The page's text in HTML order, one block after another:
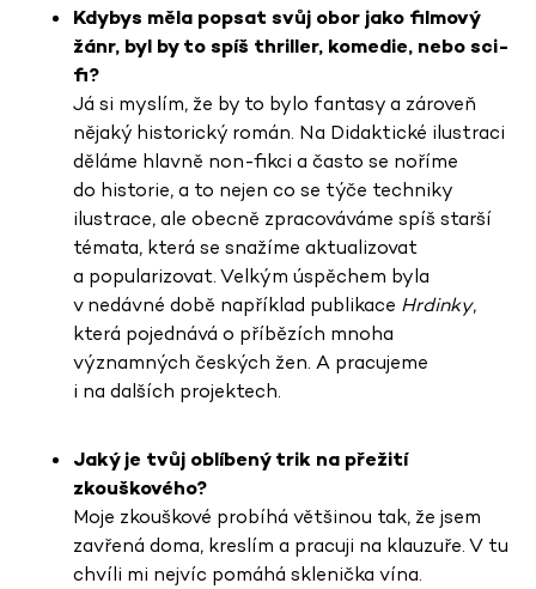
Kdybys měla popsat svůj obor jako filmový
žánr, byl by to spíš thriller, komedie, nebo sci-
fi?
Já si myslím, že by to bylo fantasy a zároveň
nějaký historický román. Na Didaktické ilustraci
děláme hlavně non-fikci a často se noříme
do historie, a to nejen co se týče techniky
ilustrace, ale obecně zpracováváme spíš starší
témata, která se snažíme aktualizovat
a popularizovat. Velkým úspěchem byla
v nedávné době například publikace Hrdinky,
která pojednává o příbězích mnoha
významných českých žen. A pracujeme
i na dalších projektech.
Jaký je tvůj oblíbený trik na přežití
zkouškového?
Moje zkouškové probíhá většinou tak, že jsem
zavřená doma, kreslím a pracuji na klauzuře. V tu
chvíli mi nejvíc pomáhá sklenička vína.